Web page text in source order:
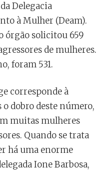
Delegacia
à Mulher (Deam).
órgão solicitou 659
de mulheres.
foram 531.
corresponde à
dobro deste número,
muitas mulheres
Quando se trata
há uma enorme
Ione Barbosa,